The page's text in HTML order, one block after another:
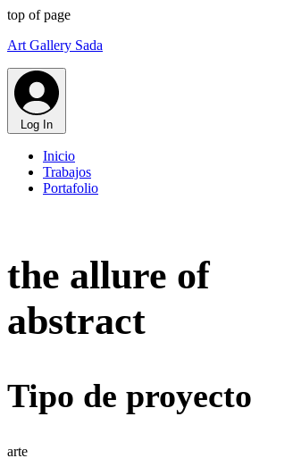
top of page
Art Gallery Sada
Log In
Inicio
Trabajos
Portafolio
the allure of
abstract
Tipo de proyecto
arte